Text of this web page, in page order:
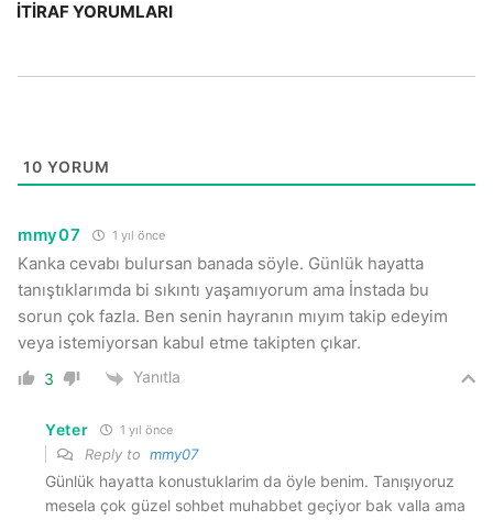
İTIRAF YORUMLARI
10 YORUM
mmy07 1 yıl önce
Kanka cevabı bulursan banada söyle. Günlük hayatta
tanıştıklarımda bi sıkıntı yaşamıyorum ama İnstada bu
sorun çok fazla. Ben senin hayranın mıyım takip edeyim
veya istemiyorsan kabul etme takipten çıkar.
3 Yanıtla
Yeter 1 yıl önce
Reply to mmy07
Günlük hayatta konustuklarim da öyle benim. Tanışıyoruz
mesela çok güzel sohbet muhabbet geçiyor bak valla ama